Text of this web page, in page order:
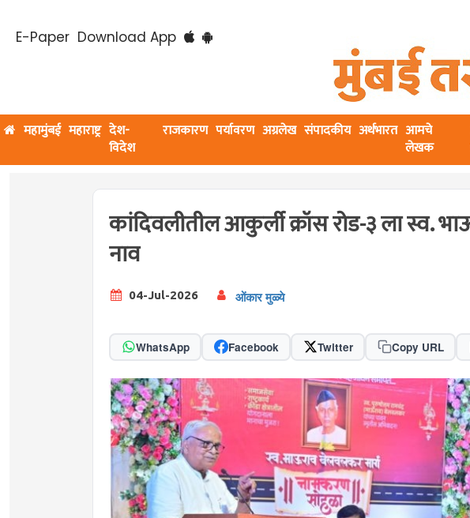
E-Paper Download App
महामुंबई महाराष्ट्र देश-
विदेश
राजकारण पर्यावरण अग्रलेख संपादकीय अर्थभारत आमचे
लेखक
कांदिवलीतील आकुर्ली क्रॉस रोड-३ ला स्व.
नाव
04-Jul-2026 ओंकार मुळ्ये
WhatsApp Facebook Twitter Copy URL